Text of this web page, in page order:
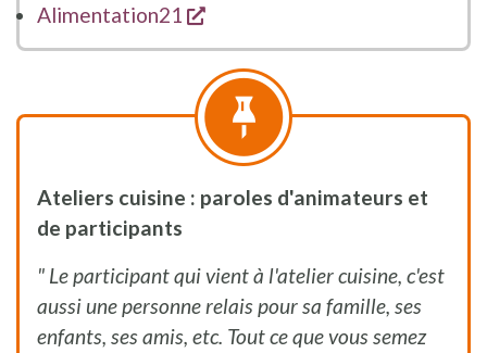
Alimentation21
opent een nieuw venster
Ateliers cuisine : paroles d'animateurs et
de participants
" Le participant qui vient à l'atelier cuisine, c'est
aussi une personne relais pour sa famille, ses
enfants, ses amis, etc. Tout ce que vous semez